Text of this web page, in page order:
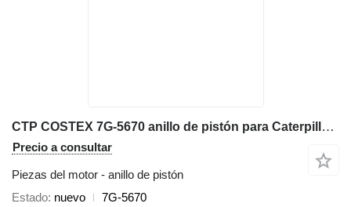
CTP COSTEX 7G-5670 anillo de pistón para Caterpillar 972K D6D D7H cargadora de ruedas
Precio a consultar
Piezas del motor - anillo de pistón
Estado nuevo 7G-5670